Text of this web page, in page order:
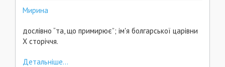
Мирина
дослівно “та, що примирює”; ім'я болгарської царівни
Х сторіччя.
Детальніше...